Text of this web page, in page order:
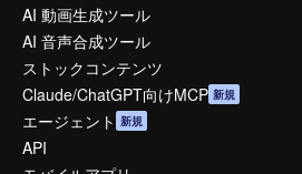
AI 動画生成ツール
AI 音声合成ツール
ストックコンテンツ
Claude/ChatGPT向けMCP 新規
エージェント 新規
API